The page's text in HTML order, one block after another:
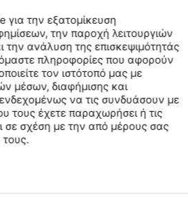
are harmoniously combined
sporty bra. It has all the
in terms of chest restraint and
time, it excites teenagers and
design. It resembles a strapless
the chest properly. Also, it ties
is, in part, open. It is made of
Cotton offers an
and ensures perfect fit. It is
για την εξατομίκευση
την παροχή λειτουργιών
ανάλυση της επισκεψιμότητάς
πληροφορίες που αφορούν
τον ιστότοπό μας με
μέσων, διαφήμισης και
να τις συνδυάσουν με
τους έχετε παραχωρήσει ή τις
σε σχέση με την από μέρους σας